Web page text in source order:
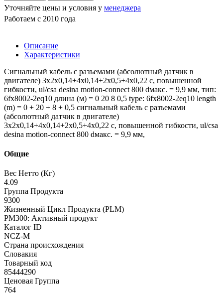
Уточняйте цены и условия у менеджера
Работаем с 2010 года
Описание
Характеристики
Сигнальный кабель с разъемами (абсолютный датчик в
двигателе) 3x2x0,14+4x0,14+2x0,5+4x0,22 c, повышенной
гибкости, ul/csa desina motion-connect 800 dмакс. = 9,9 мм, тип:
6fx8002-2eq10 длина (м) = 0 20 8 0,5 type: 6fx8002-2eq10 length
(m) = 0 + 20 + 8 + 0,5 сигнальный кабель с разъемами
(абсолютный датчик в двигателе)
3x2x0,14+4x0,14+2x0,5+4x0,22 c, повышенной гибкости, ul/csa
desina motion-connect 800 dмакс. = 9,9 мм,
Общие
Вес Нетто (Кг)
4.09
Группа Продукта
9300
Жизненный Цикл Продукта (PLM)
PM300: Активный продукт
Каталог ID
NCZ-M
Страна происхождения
Словакия
Товарный код
85444290
Ценовая Группа
764